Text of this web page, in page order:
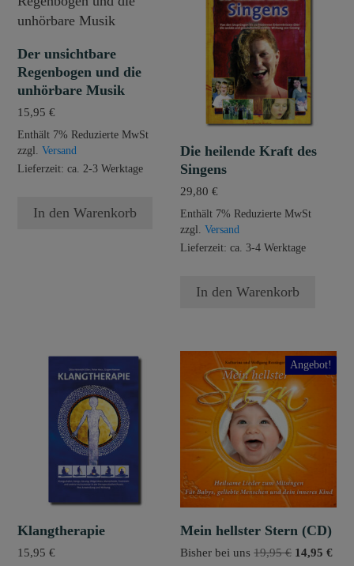
Der unsichtbare
Regenbogen und die
unhörbare Musik
15,95 €
Enthält 7% Reduzierte MwSt
zzgl. Versand
Lieferzeit: ca. 2-3 Werktage
In den Warenkorb
Die heilende Kraft des
Singens
29,80€
Enthält 7% Reduzierte MwSt
zzgl.Versand
Lieferzeit: ca. 3-4 Werktage
In den Warenkorb
Klangtherapie
15,95 €
Angebot!
Mein hellster Stern (CD)
Bisher bei uns 19,95€ 14,95€